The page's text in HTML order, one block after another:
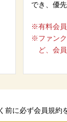
でき、優
※有料会員
※ファン
ど、会
に必ず会員規約